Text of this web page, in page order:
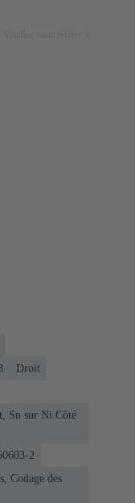
Droit
Sn sur Ni Côté
2
Codage des